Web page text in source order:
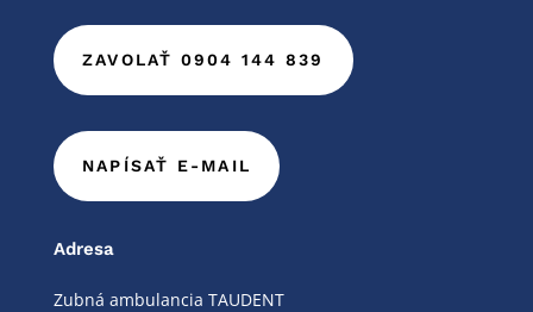
ZAVOLAŤ 0904 144 839
NAPÍSAŤ E-MAIL
Adresa
Zubná ambulancia TAUDENT